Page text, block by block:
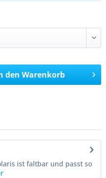
den Warenkorb
ist faltbar und passt so